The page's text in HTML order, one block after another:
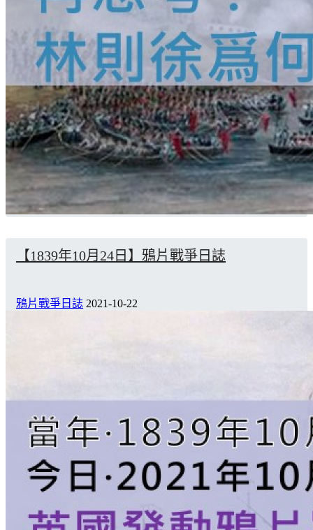
【1839年10月24日】鴉片戰爭日誌
鴉片戰爭日誌 2021-10-22